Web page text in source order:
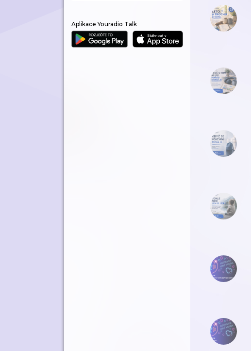
Aplikace Youradio Talk